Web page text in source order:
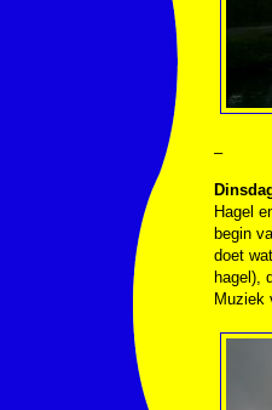
–
Hagel
begin
doet
hagel),
Muziek